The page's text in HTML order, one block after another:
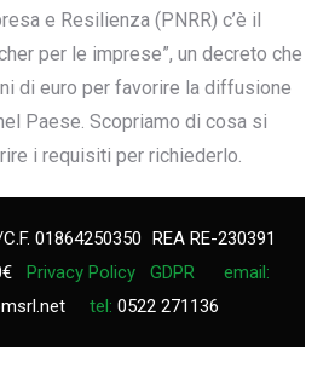
e Resilienza (PNRR) c’è il
per le imprese”, un decreto che
di euro per favorire la diffusione
Paese. Scopriamo di cosa si
i requisiti per richiederlo.
01864250350 REA RE-230391
Privacy Policy GDPR
email:
tel: 0522 271136